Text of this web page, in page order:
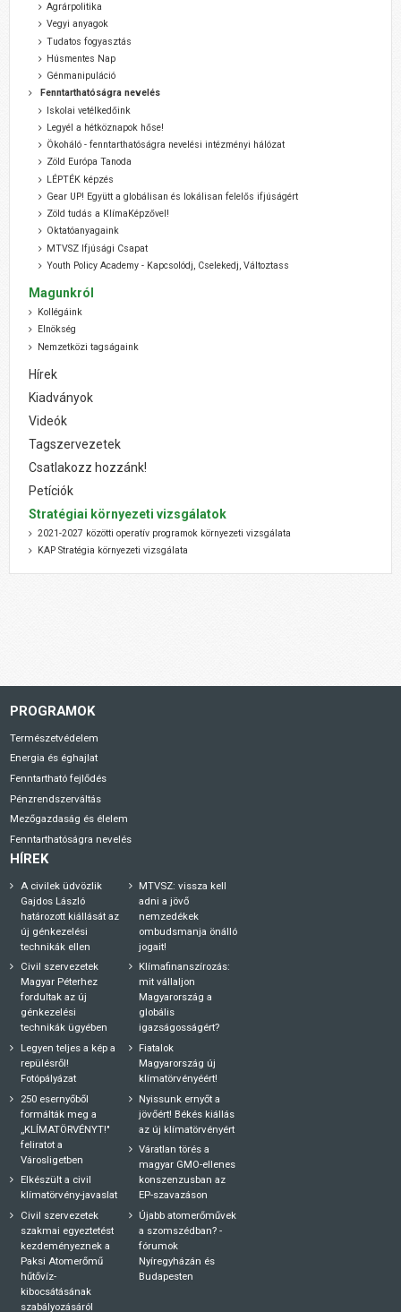
Agrárpolitika
Vegyi anyagok
Tudatos fogyasztás
Húsmentes Nap
Génmanipuláció
Fenntarthatóságra nevelés
Iskolai vetélkedőink
Legyél a hétköznapok hőse!
Ökoháló - fenntarthatóságra nevelési intézményi hálózat
Zöld Európa Tanoda
LÉPTÉK képzés
Gear UP! Együtt a globálisan és lokálisan felelős ifjúságért
Zöld tudás a KlímaKépzővel!
Oktatóanyagaink
MTVSZ Ifjúsági Csapat
Youth Policy Academy - Kapcsolódj, Cselekedj, Változtass
Magunkról
Kollégáink
Elnökség
Nemzetközi tagságaink
Hírek
Kiadványok
Videók
Tagszervezetek
Csatlakozz hozzánk!
Petíciók
Stratégiai környezeti vizsgálatok
2021-2027 közötti operatív programok környezeti vizsgálata
KAP Stratégia környezeti vizsgálata
PROGRAMOK
Természetvédelem
Energia és éghajlat
Fenntartható fejlődés
Pénzrendszerváltás
Mezőgazdaság és élelem
Fenntarthatóságra nevelés
HÍREK
A civilek üdvözlik
Gajdos László
határozott kiállását az
új génkezelési
technikák ellen
Civil szervezetek
Magyar Péterhez
fordultak az új
génkezelési
technikák ügyében
Legyen teljes a kép a
repülésről!
Fotópályázat
250 esernyőből
formálták meg a
„KLÍMATÖRVÉNYT!"
feliratot a
Városligetben
Elkészült a civil
klímatörvény-javaslat
Civil szervezetek
szakmai egyeztetést
kezdeményeznek a
Paksi Atomerőmű
hűtővíz-
kibocsátásának
szabályozásáról
MTVSZ: vissza kell
adni a jövő
nemzedékek
ombudsmanja önálló
jogait!
Klímafinanszírozás:
mit vállaljon
Magyarország a
globális
igazságosságért?
Fiatalok
Magyarország új
klímatörvényéért!
Nyissunk ernyőt a
jövőért! Békés kiállás
az új klímatörvényért
Váratlan törés a
magyar GMO-ellenes
konszenzusban az
EP-szavazáson
Újabb atomerőművek
a szomszédban? -
fórumok
Nyíregyházán és
Budapesten